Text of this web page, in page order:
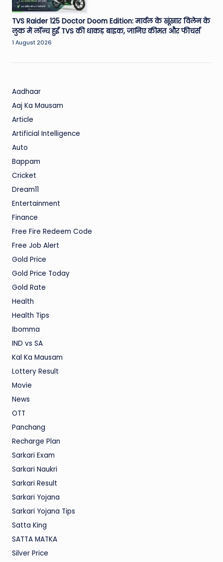
TVS Raider 125 Doctor Doom Edition: मार्वल के खूंखार विलेन के
लुक में लॉन्च हुई TVS की धाकड़ बाइक, जानिए कीमत और फीचर्स
1 August 2026
Aadhaar
Aaj Ka Mausam
Article
Artificial Intelligence
Auto
Bappam
Cricket
Dream11
Entertainment
Finance
Free Fire Redeem Code
Free Job Alert
Gold Price
Gold Price Today
Gold Rate
Health
Health Tips
Ibomma
IND vs SA
Kal Ka Mausam
Lottery Result
Movie
News
OTT
Panchang
Recharge Plan
Sarkari Exam
Sarkari Naukri
Sarkari Result
Sarkari Yojana
Sarkari Yojana Tips
Satta King
SATTA MATKA
Silver Price